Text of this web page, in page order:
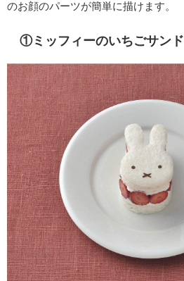
のお顔のパーツが簡単に描けます。
①ミッフィーのいちごサンド